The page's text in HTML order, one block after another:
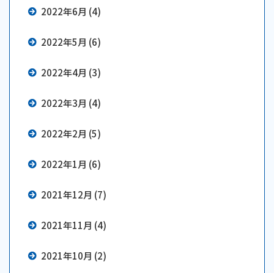
2022年6月 (4)
2022年5月 (6)
2022年4月 (3)
2022年3月 (4)
2022年2月 (5)
2022年1月 (6)
2021年12月 (7)
2021年11月 (4)
2021年10月 (2)